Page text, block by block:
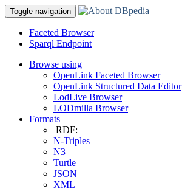
Toggle navigation
Faceted Browser
Sparql Endpoint
Browse using
OpenLink Faceted Browser
OpenLink Structured Data Editor
LodLive Browser
LODmilla Browser
Formats
RDF:
N-Triples
N3
Turtle
JSON
XML